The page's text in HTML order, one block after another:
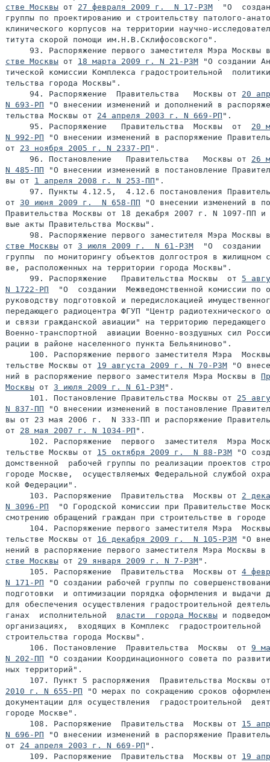
стве Москвы от 27 февраля 2009 г.  N 17-РЗМ
"О
группы по проектированию и строительству патолого-
клинического корпусов на территории научно-
титута скорой помощи им.Н.В.Склифосовского".
93. Распоряжение первого заместителя Мэра Москвы
стве Москвы от 18 марта 2009 г. N 21-РЗМ "О создании
тической комиссии Комплекса градостроительной
тельства города Москвы".
     94. Распоряжение  Правительства   Москвы от
20
N 693-РП "О внесении изменений и дополнений в
тельства Москвы от 24 апреля 2003 г. N 669-РП ".
     95. Распоряжение   Правительства  Москвы  от
20
N 992-РП "О внесении изменений в распоряжение
от 23 ноября 2005 г. N 2337-РП ".
     96. Постановление   Правительства   Москвы от
26
N 485-ПП "О внесении изменений в постановление
вы от 1 апреля 2008 г. N 253-ПП ".
97. Пункты 4.12.5,  4.12.6 постановления
от 30 июня 2009 г.  N 658-ПП "О внесении изменений в
Правительства Москвы от 18 декабря 2007 г. N 1097-ПП и
вые акты Правительства Москвы".
98. Распоряжение первого заместителя Мэра Москвы
стве Москвы от 3 июля 2009 г.  N 61-РЗМ
"О  создании
группы  по мониторингу объектов долгостроя в жилищном
ве, расположенных на территории города Москвы".
     99. Распоряжение   Правительства Москвы  от
5
N 1722-РП
"О  создании  Межведомственной комиссии по
руководству подготовкой и передислокацией
передающего радиоцентра ФГУП "Центр радиотехнического
и связи гражданской авиации" на территорию передающего
Военно-транспортной  авиации Военно-воздушных сил
рации в районе населенного пункта Бельяниново".
100. Распоряжение первого заместителя Мэра
тельстве Москвы от 19 августа 2009 г. N 70-РЗМ "О
ний в распоряжение первого заместителя Мэра Москвы в
Москвы от 3 июля 2009 г. N 61-РЗМ".
     101. Постановление Правительства Москвы от
25
N 837-ПП "О внесении изменений в постановление
вы от 23 мая 2006 г.  N 333-ПП и распоряжение
от 28 мая 2007 г. N 1034-РП ".
102. Распоряжение  первого  заместителя  Мэра
тельстве Москвы от 15 октября 2009 г.  N 88-РЗМ "О
домственной  рабочей группы по реализации проектов
городе Москве,  осуществляемых Федеральной службой
кой Федерации".
     103. Распоряжение  Правительства  Москвы от
2
N 3096-РП
"О Городской комиссии при Правительстве
смотрению обращений граждан при строительстве в
104. Распоряжение первого заместителя Мэра
тельстве Москвы от 16 декабря 2009 г.  N 105-РЗМ "О
нений в распоряжение первого заместителя Мэра Москвы
стве Москвы от 29 января 2009 г. N 7-РЗМ".
     105. Распоряжение  Правительства  Москвы от
4
N 171-РП "О создании рабочей группы по
подготовки  и оптимизации порядка оформления и выдачи
для обеспечения осуществления градостроительной
ганах  исполнительной власти  города Москвы и
организациях,  входящих в Комплекс  градостроительной
строительства города Москвы".
     106. Постановление  Правительства  Москвы  от
9
N 202-ПП "О создании Координационного совета по
ных территорий".
107. Пункт 5 распоряжения  Правительства Москвы
2010 г. N 655-РП "О мерах по сокращению сроков
документации для осуществления  градостроительной
городе Москве".
     108. Распоряжение  Правительства  Москвы от
15
N 696-РП "О внесении изменений в распоряжение
от 24 апреля 2003 г. N 669-РП ".
     109. Распоряжение  Правительства  Москвы от
19